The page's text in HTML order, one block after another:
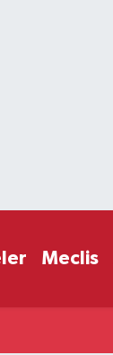
Meclis